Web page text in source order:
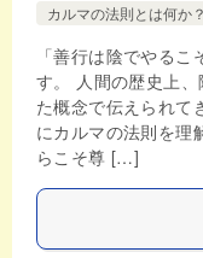
カルマの法則とは何か？
「善行は陰でやる
す。 人間の歴史上
た概念で伝えられて
にカルマの法則を理
らこそ尊 […]